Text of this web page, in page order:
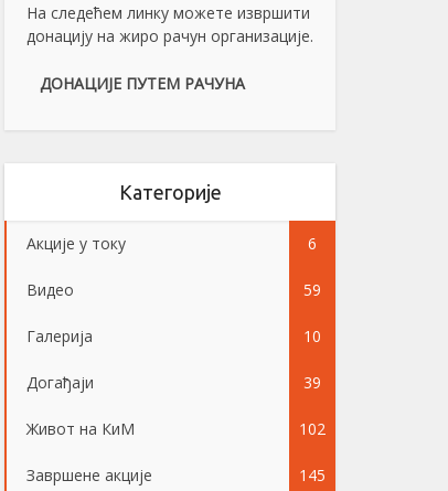
На следећем линку можете извршити
донацију на жиро рачун организације.
ДОНАЦИЈЕ ПУТЕМ РАЧУНА
Категорије
Акције у току 6
Видео 59
Галерија 10
Догађаји 39
Живот на КиМ 102
Завршене акције 145